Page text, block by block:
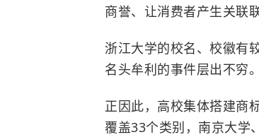
商誉、让消费者产生关联
浙江大学的校名、校徽有
名头牟利的事件层出不穷。
正因此，高校集体搭建商
覆盖33个类别， 南京大学、